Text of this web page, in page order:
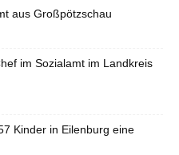
aus Großpötzschau
im Sozialamt im Landkreis
Kinder in Eilenburg eine